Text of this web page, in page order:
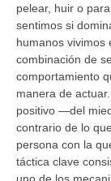
pelear, huir o
sentimos si
humanos vivimos
combinación de
comportamiento
manera de
positivo —del
contrario de lo
persona con la
táctica clave
uno de los